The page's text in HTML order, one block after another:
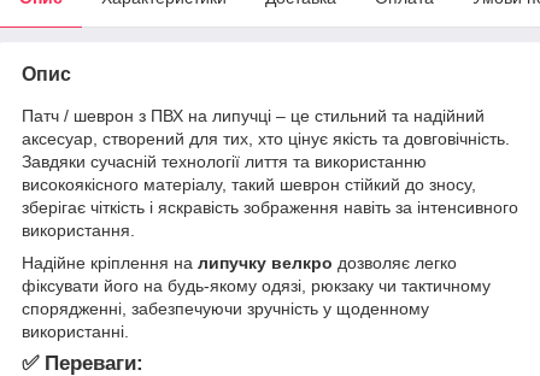
Опис
Патч / шеврон з ПВХ на липучці – це стильний та надійний
аксесуар, створений для тих, хто цінує якість та довговічність.
Завдяки сучасній технології лиття та використанню
високоякісного матеріалу, такий шеврон стійкий до зносу,
зберігає чіткість і яскравість зображення навіть за інтенсивного
використання.
Надійне кріплення на липучку велкро дозволяє легко
фіксувати його на будь-якому одязі, рюкзаку чи тактичному
спорядженні, забезпечуючи зручність у щоденному
використанні.
✅ Переваги: